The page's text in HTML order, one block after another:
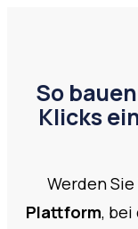
So
Klicks
Werden
Plattform, bei